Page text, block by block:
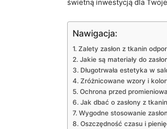
świetną inwestycją dla
Nawigacja:
Zalety zasłon z tkanin
Jakie są⁢ materiały do
Długotrwała estetyka w
Zróżnicowane wzory i
Ochrona przed
Jak dbać‌ o zasłony‍ z
Wygodne stosowanie
Oszczędność czasu i